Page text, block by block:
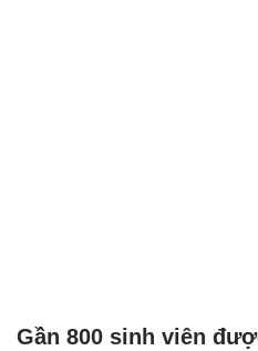
Gần 800 sinh viên